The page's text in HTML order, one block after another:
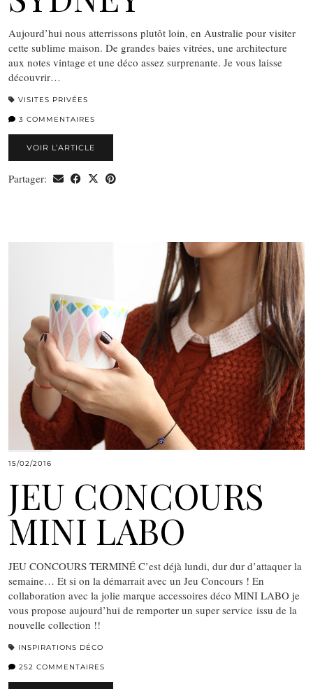
Aujourd’hui nous atterrissons plutôt loin, en Australie pour visiter
cette sublime maison. De grandes baies vitrées, une architecture
aux notes vintage et une déco assez surprenante. Je vous laisse
découvrir…
VISITES PRIVÉES
3 COMMENTAIRES
VOIR L’ARTICLE
Partager:
15/02/2016
JEU CONCOURS
MINI LABO
JEU CONCOURS TERMINÉ C’est déjà lundi, dur dur d’attaquer la
semaine… Et si on la démarrait avec un Jeu Concours ! En
collaboration avec la jolie marque accessoires déco MINI LABO je
vous propose aujourd’hui de remporter un super service issu de la
nouvelle collection !!
INSPIRATIONS DÉCO
252 COMMENTAIRES